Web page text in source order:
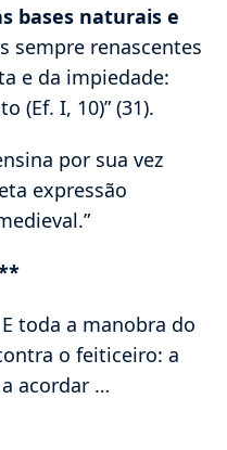
bases naturais e
sempre renascentes
e da impiedade:
(Ef. I, 10)” (31).
por sua vez
expressão
toda a manobra do
o feiticeiro: a
acordar …